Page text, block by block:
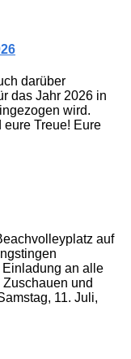
darüber
das Jahr 2026 in
wird.
Treue! Eure
auf
an alle
und
11. Juli,